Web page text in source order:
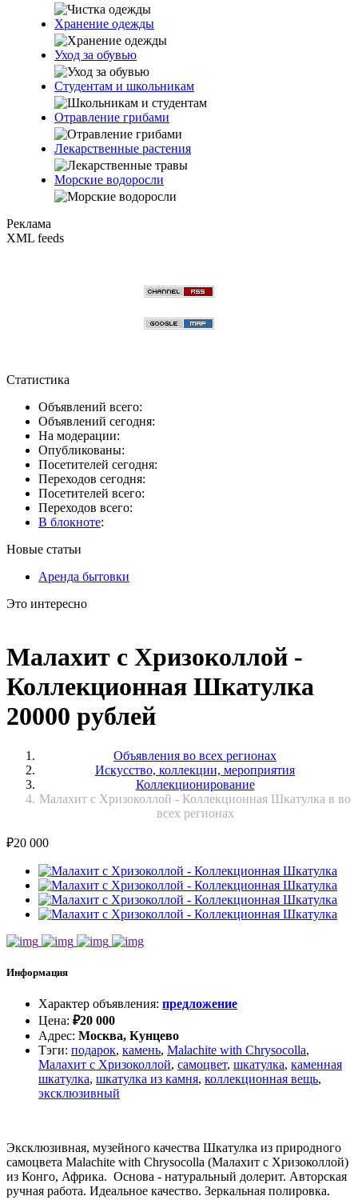
Хранение одежды
Уход за обувью
Студентам и школьникам
Отравление грибами
Лекарственные растения
Морские водоросли
Реклама
XML feeds
Статистика
Объявлений всего:
Объявлений сегодня:
На модерации:
Опубликованы:
Посетителей сегодня:
Переходов сегодня:
Посетителей всего:
Переходов всего:
В блокноте:
Новые статьи
Аренда бытовки
Это интересно
Малахит с Хризоколлой -
Коллекционная Шкатулка
20000 рублей
Объявления во всех регионах
Искусство, коллекции, мероприятия
Коллекционирование
Малахит с Хризоколлой - Коллекционная Шкатулка в во
всех регионах
₽20 000
Информация
Характер объявления: предложение
Цена: ₽20 000
Адрес: Москва, Кунцево
Тэги: подарок, камень, Malachite with Chrysocolla,
Малахит с Хризоколлой, самоцвет, шкатулка, каменная
шкатулка, шкатулка из камня, коллекционная вещь,
эксклюзивный
Эксклюзивная, музейного качества Шкатулка из природного
самоцвета Malachite with Chrysocolla (Малахит с Хризоколлой)
из Конго, Африка. Основа - натуральный долерит. Авторская
ручная работа. Идеальное качество. Зеркальная полировка.